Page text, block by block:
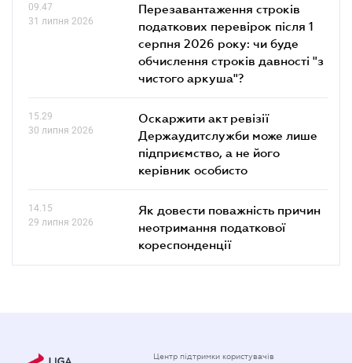
09.47
31 липня 2026
Перезавантаження строків
податкових перевірок після 1
серпня 2026 року: чи буде
обчислення строків давності "з
чистого аркуша"?
15.29
30 липня 2026
Оскаржити акт ревізії
Держаудитслужби може лише
підприємство, а не його
керівник особисто
14.15
29 липня 2026
Як довести поважність причин
неотримання податкової
кореспонденції
Центр підтримки користувачів